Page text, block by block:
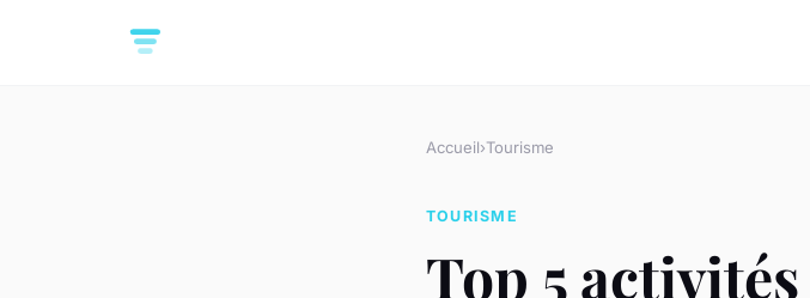
Accueil›Tourisme
TOURISME
Top 5